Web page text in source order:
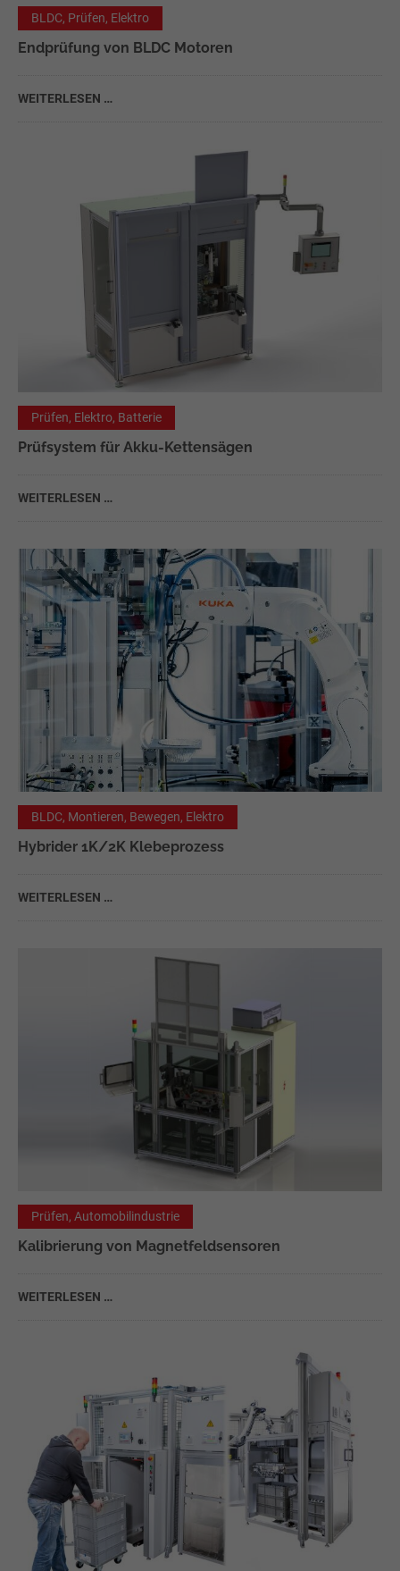
BLDC, Prüfen, Elektro
Endprüfung von BLDC Motoren
WEITERLESEN …
Prüfen, Elektro, Batterie
Prüfsystem für Akku-Kettensägen
WEITERLESEN …
BLDC, Montieren, Bewegen, Elektro
Hybrider 1K/2K Klebeprozess
WEITERLESEN …
Prüfen, Automobilindustrie
Kalibrierung von Magnetfeldsensoren
WEITERLESEN …